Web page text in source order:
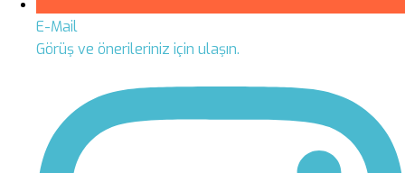
E-Mail
Görüş ve önerileriniz için ulaşın.